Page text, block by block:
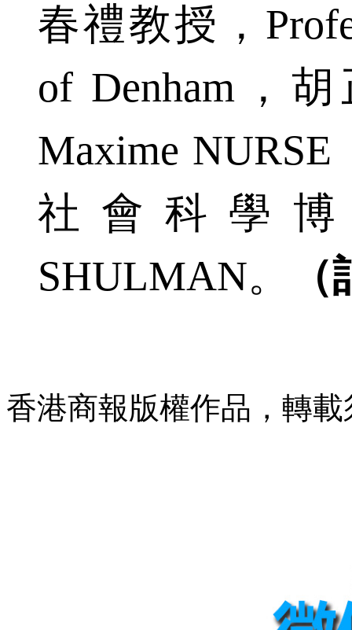
春禮教授，
of Denham，
Maxime
社會科學博
SHULMAN。
香港商報版權作品，轉